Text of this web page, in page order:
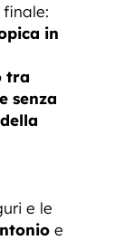
finale:
in
tra
senza
e le
e